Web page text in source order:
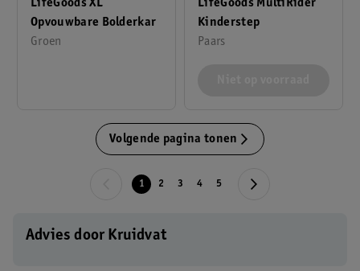
LifeGoods XL
Opvouwbare Bolderkar
Groen
LifeGoods MultiRider
Kinderstep
Paars
Volgende pagina tonen
1 2 3 4 5
Advies door Kruidvat